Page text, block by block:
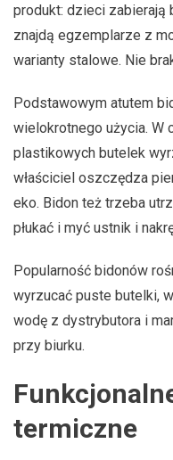
produkt: dzieci zabierają
znajdą egzemplarze z
warianty stalowe. Nie
Podstawowym atutem
wielokrotnego użycia. W
plastikowych butelek
właściciel oszczędza
eko. Bidon też trzeba
płukać i myć ustnik i
Popularność bidonów
wyrzucać puste butelki,
wodę z dystrybutora i
przy biurku.
termiczne